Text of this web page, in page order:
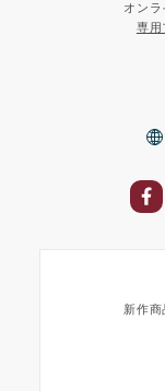
オンラ
専用
新作